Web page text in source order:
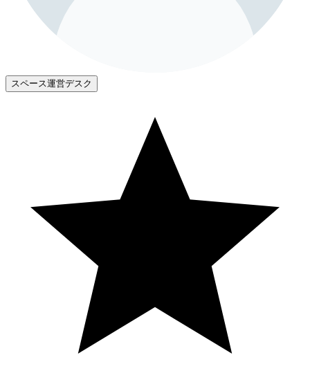
スペース運営デスク